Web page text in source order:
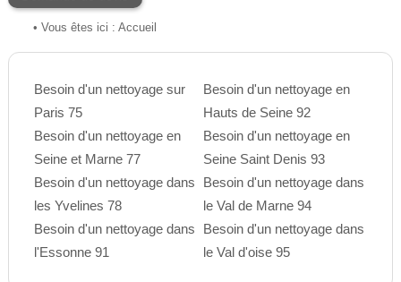
• Vous êtes ici : Accueil
Besoin d'un nettoyage sur
Paris 75
Besoin d'un nettoyage en
Seine et Marne 77
Besoin d'un nettoyage dans
les Yvelines 78
Besoin d'un nettoyage dans
l'Essonne 91
Besoin d'un nettoyage en
Hauts de Seine 92
Besoin d'un nettoyage en
Seine Saint Denis 93
Besoin d'un nettoyage dans
le Val de Marne 94
Besoin d'un nettoyage dans
le Val d'oise 95